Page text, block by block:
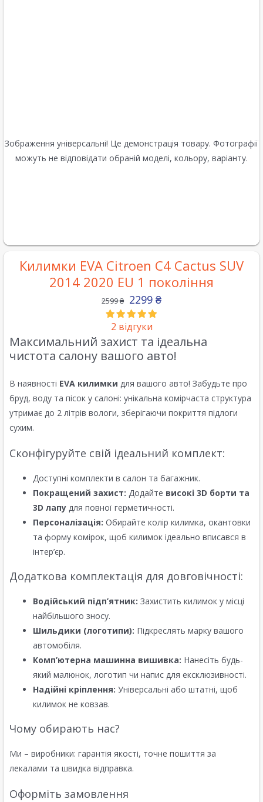
Зображення універсальні! Це демонстрація товару. Фотографії
можуть не відповідати обраній моделі, кольору, варіанту.
Килимки EVA Citroen C4 Cactus SUV
2014 2020 EU 1 покоління
2599₴ 2299 ₴
2 відгуки
Максимальний захист та ідеальна
чистота салону вашого авто!
В наявності EVA килимки для вашого авто! Забудьте про
бруд, воду та пісок у салоні: унікальна комірчаста структура
утримає до 2 літрів вологи, зберігаючи покриття підлоги
сухим.
Сконфігуруйте свій ідеальний комплект:
Доступні комплекти в салон та багажник.
Покращений захист: Додайте високі 3D борти та
3D лапу для повної герметичності.
Персоналізація: Обирайте колір килимка, окантовки
та форму комірок, щоб килимок ідеально вписався в
інтер’єр.
Додаткова комплектація для довговічності:
Водійський підп’ятник: Захистить килимок у місці
найбільшого зносу.
Шильдики (логотипи): Підкреслять марку вашого
автомобіля.
Комп’ютерна машинна вишивка: Нанесіть будь-
який малюнок, логотип чи напис для ексклюзивності.
Надійні кріплення: Універсальні або штатні, щоб
килимок не ковзав.
Чому обирають нас?
Ми – виробники: гарантія якості, точне пошиття за
лекалами та швидка відправка.
Оформіть замовлення